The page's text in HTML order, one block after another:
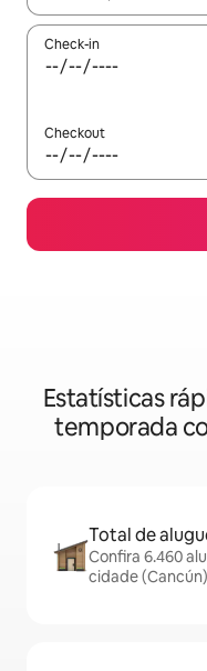
Check-in
Checkout
Estatísticas
temporada
Total de
Confira 6.460
cidade (Cancún)